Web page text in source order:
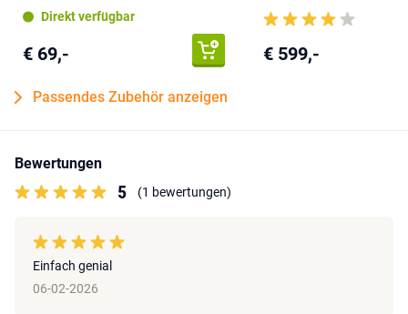
Direkt verfügbar
€ 69,- € 599,-
Passendes Zubehör anzeigen
Bewertungen
5 (1 bewertungen)
Einfach genial
06-02-2026